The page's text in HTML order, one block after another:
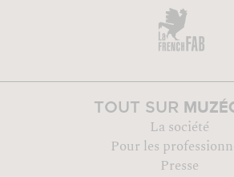
TOUT SUR
La société
Pour les
Presse